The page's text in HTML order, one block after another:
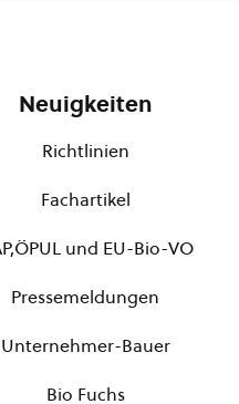
Neuigkeiten
Richtlinien
Fachartikel
und EU-Bio-VO
Pressemeldungen
Unternehmer-Bauer
Bio Fuchs